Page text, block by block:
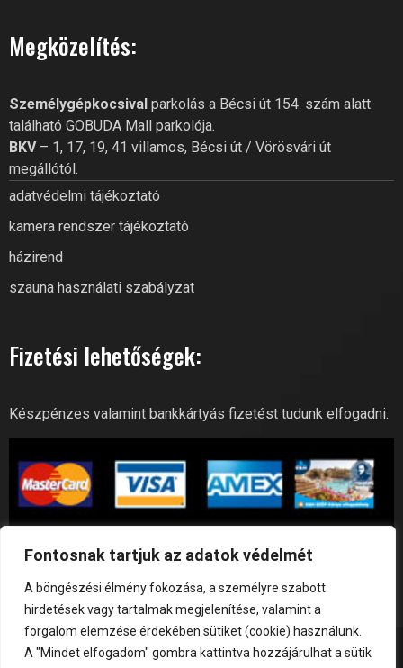
Fontosnak tartjuk az adatok védelmét
A böngészési élmény fokozása, a személyre szabott
hirdetések vagy tartalmak megjelenítése, valamint a
forgalom elemzése érdekében sütiket (cookie) használunk.
A "Mindet elfogadom" gombra kattintva hozzájárulhat a sütik
Megközelítés:
Személygépkocsival parkolás a Bécsi út 154. szám alatt
található GOBUDA Mall parkolója.
BKV– 1, 17, 19, 41 villamos, Bécsi út / Vörösvári út
megállótól.
adatvédelmi tájékoztató
kamera rendszer tájékoztató
házirend
szauna használati szabályzat
Fizetési lehetőségek:
Készpénzes valamint bankkártyás fizetést tudunk elfogadni.
© GoBuda Fitness 2026 | All Right Reserved
GOBUDA FITNESS CLUB AI
Online recepció
Szia! Miben segíthetek? Kérdezz
bátran a GoBuda Fitness Club-